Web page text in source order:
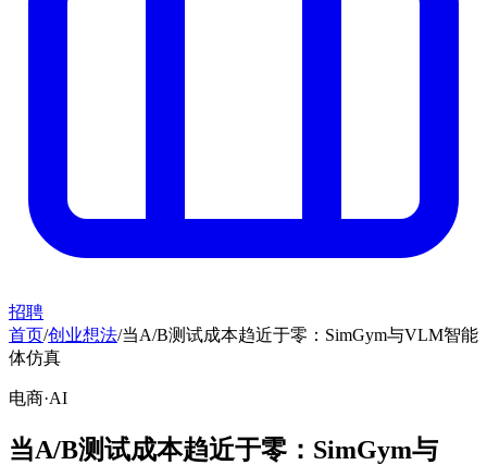
招聘
首页/创业想法/当A/B测试成本趋近于零：SimGym与VLM智能
体仿真
电商·AI
当A/B测试成本趋近于零：SimGym与